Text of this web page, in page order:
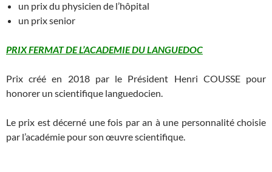
un prix du physicien de l’hôpital
un prix senior
PRIX FERMAT DE L’ACADEMIE DU LANGUEDOC
Prix créé en 2018 par le Président Henri COUSSE pour
honorer un scientifique languedocien.
Le prix est décerné une fois par an à une personnalité choisie
par l’académie pour son œuvre scientifique.